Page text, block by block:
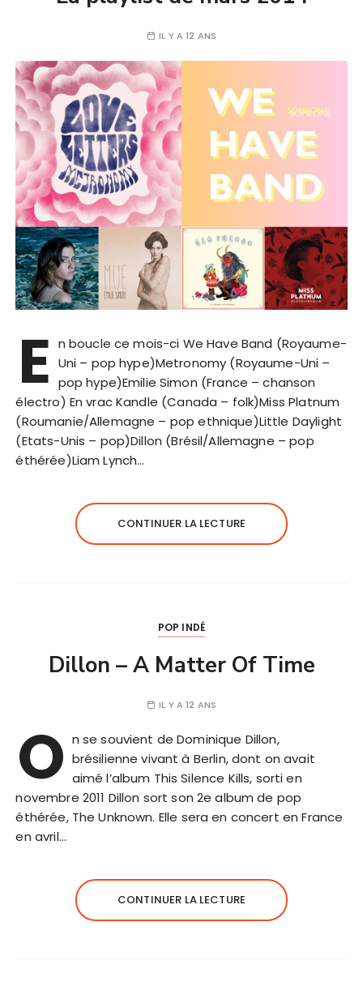
IL Y A 12 ANS
E n boucle ce mois-ci We Have Band (Royaume-
Uni – pop hype)Metronomy (Royaume-Uni –
pop hype)Emilie Simon (France – chanson
électro) En vrac Kandle (Canada – folk)Miss Platnum
(Roumanie/Allemagne – pop ethnique)Little Daylight
(Etats-Unis – pop)Dillon (Brésil/Allemagne – pop
éthérée)Liam Lynch…
CONTINUER LA LECTURE
POP INDÉ
Dillon – A Matter Of Time
IL Y A 12 ANS
O n se souvient de Dominique Dillon,
brésilienne vivant à Berlin, dont on avait
aimé l’album This Silence Kills, sorti en
novembre 2011 Dillon sort son 2e album de pop
éthérée, The Unknown. Elle sera en concert en France
en avril…
CONTINUER LA LECTURE